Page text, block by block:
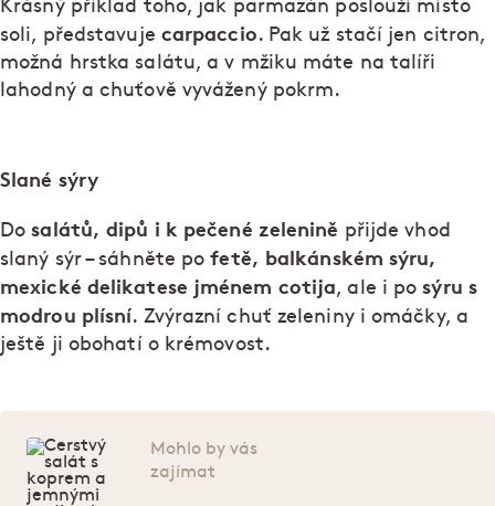
Krásný příklad toho, jak parmazán poslouží místo
soli, představuje carpaccio. Pak už stačí jen citron,
možná hrstka salátu, a v mžiku máte na talíři
lahodný a chuťově vyvážený pokrm.
Slané sýry
Dosalátů, dipů i k pečené zelenině přijde vhod
slaný sýr – sáhněte pofetě, balkánském sýru,
mexické delikatese jménem cotija, ale i posýru s
modrou plísní. Zvýrazní chuť zeleniny i omáčky, a
ještě ji obohatí o krémovost.
Mohlo by vás
zajímat